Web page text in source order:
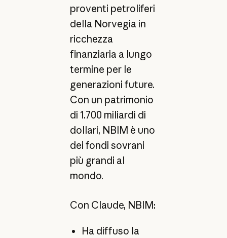
proventi petroliferi
della Norvegia in
ricchezza
finanziaria a lungo
termine per le
generazioni future.
Con un patrimonio
di 1.700 miliardi di
dollari, NBIM è uno
dei fondi sovrani
più grandi al
mondo.
Con Claude, NBIM:
Ha diffuso la